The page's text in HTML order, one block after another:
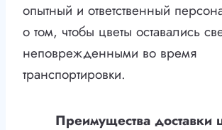
опытный и ответственный
о том, чтобы цветы оставались
неповрежденными во время
транспортировки.
Преимущества доставки